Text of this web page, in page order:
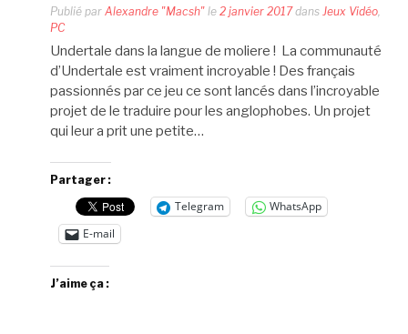
Publié par Alexandre "Macsh" le 2 janvier 2017dans Jeux Vidéo,
PC
Undertale dans la langue de moliere ! La communauté
d’Undertale est vraiment incroyable ! Des français
passionnés par ce jeu ce sont lancés dans l’incroyable
projet de le traduire pour les anglophobes. Un projet
qui leur a prit une petite…
Partager :
Telegram
WhatsApp
E-mail
J’aime ça :